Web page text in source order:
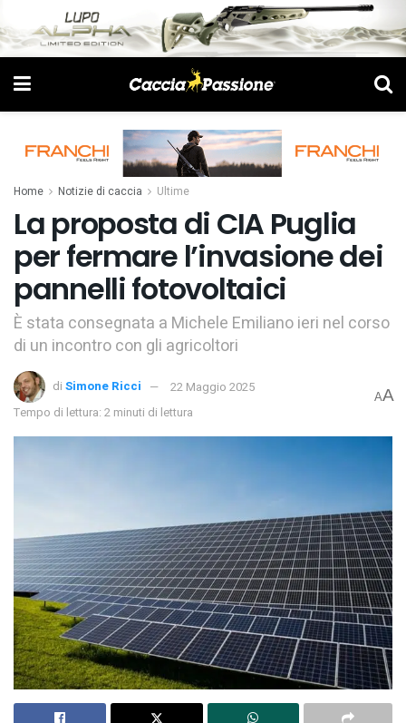
Home Notizie di caccia Ultime
La proposta di CIA Puglia
per fermare l’invasione dei
pannelli fotovoltaici
È stata consegnata a Michele Emiliano ieri nel corso
di un incontro con gli agricoltori
di Simone Ricci
22 Maggio 2025
Tempo di lettura: 2 minuti di lettura
AA